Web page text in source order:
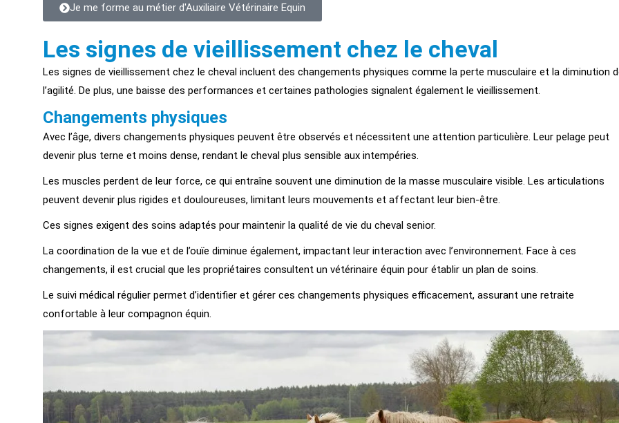
Je me forme au métier d'Auxiliaire Vétérinaire Equin
Les signes de vieillissement chez le cheval
Les signes de vieillissement chez le cheval incluent des changements physiques comme la perte musculaire et la diminution
l’agilité. De plus, une baisse des performances et certaines pathologies signalent également le vieillissement.
Changements physiques
Avec l’âge, divers changements physiques peuvent être observés et nécessitent une attention particulière. Leur pelage peut
devenir plus terne et moins dense, rendant le cheval plus sensible aux intempéries.
Les muscles perdent de leur force, ce qui entraîne souvent une diminution de la masse musculaire visible. Les articulations
peuvent devenir plus rigides et douloureuses, limitant leurs mouvements et affectant leur bien-être.
Ces signes exigent des soins adaptés pour maintenir la qualité de vie du cheval senior.
La coordination de la vue et de l’ouïe diminue également, impactant leur interaction avec l’environnement. Face à ces
changements, il est crucial que les propriétaires consultent un vétérinaire équin pour établir un plan de soins.
Le suivi médical régulier permet d’identifier et gérer ces changements physiques efficacement, assurant une retraite
confortable à leur compagnon équin.